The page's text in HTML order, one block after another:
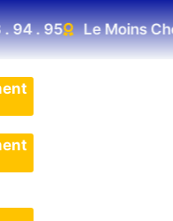
. 95 Le Moins Cher